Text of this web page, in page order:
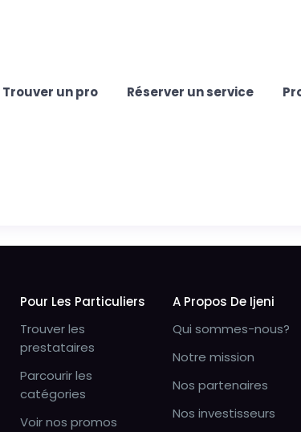
Trouver un pro Réserver un service
Pour Les Particuliers
Trouver les
prestataires
Parcourir les
catégories
Voir nos promos
A Propos De Ijeni
Qui sommes-nous?
Notre mission
Nos partenaires
Nos investisseurs